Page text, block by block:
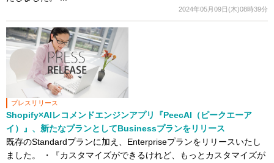
2024年05月09日(木)08時39分
プレスリリース
Shopify×AIレコメンドエンジンアプリ『PeecAI（ピークエーア
イ）』、新たなプランとしてBusinessプランをリリース
既存のStandardプランに加え、Enterpriseプランをリリースいたし
ました。 ・『カスタマイズができるけれど、もっとカスタマイズが